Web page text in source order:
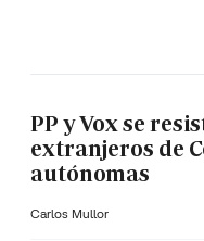
PP y Vox se
extranjeros de
autónomas
Carlos Mullor